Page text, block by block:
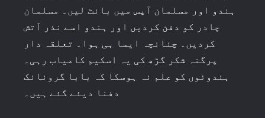
ہندو اور مسلمان آپس میں بانٹ لیں۔ مسلمان
چادر کو دفن کردیں اور ہندو اسے نذر آتش
کردیں۔ چنانچہ ایسا ہی ہوا۔ تعلقہ دار
پرگنہ شکر گڑھ کی یہ اسکیم کامیاب رہی۔
ہندوئوں کو علم نہ ہوسکا کہ بابا گرونانک
دفنا دیئے گئے ہیں۔